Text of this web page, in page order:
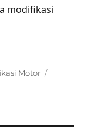
modifikasi
Motor